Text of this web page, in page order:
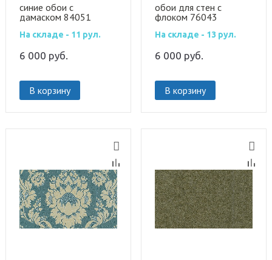
синие обои с
дамаском 84051
На складе - 11 рул.
6 000 руб.
В корзину
обои для стен с
флоком 76043
На складе - 13 рул.
6 000 руб.
В корзину